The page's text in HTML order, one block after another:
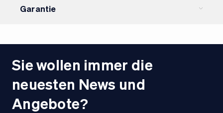
Standard Equipment
MFK
Garantie
Sie wollen immer die
neuesten News und
Angebote?